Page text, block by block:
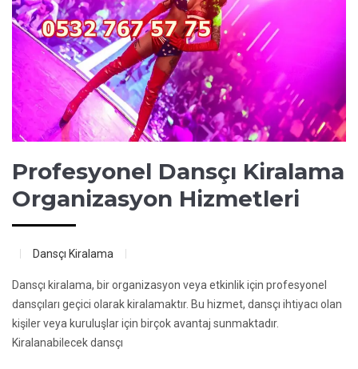
Profesyonel Dansçı Kiralama
Organizasyon Hizmetleri
Dansçı Kiralama
Dansçı kiralama, bir organizasyon veya etkinlik için profesyonel
dansçıları geçici olarak kiralamaktır. Bu hizmet, dansçı ihtiyacı olan
kişiler veya kuruluşlar için birçok avantaj sunmaktadır.
Kiralanabilecek dansçı